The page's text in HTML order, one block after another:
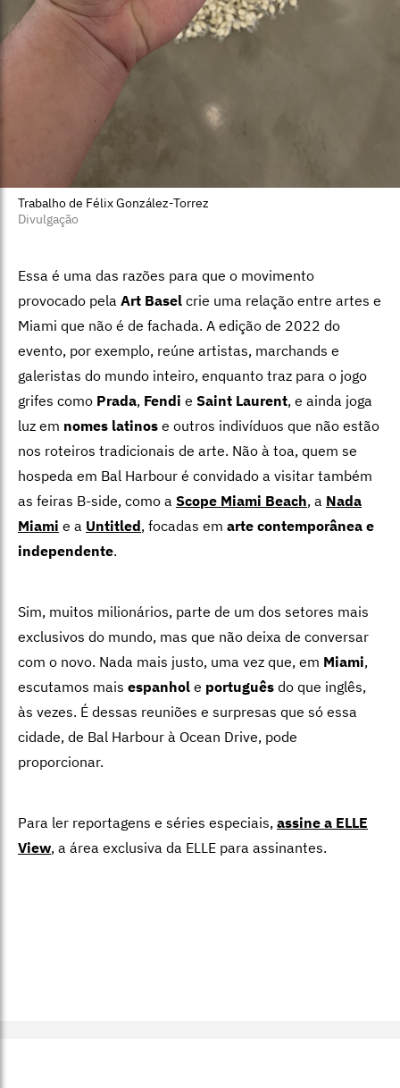
Trabalho de Félix González-Torrez
Divulgação
Essa é uma das razões para que o movimento
provocado pela Art Basel crie uma relação entre artes e
Miami que não é de fachada. A edição de 2022 do
evento, por exemplo, reúne artistas, marchands e
galeristas do mundo inteiro, enquanto traz para o jogo
grifes como Prada, Fendi e Saint Laurent, e ainda joga
luz em nomes latinos e outros indivíduos que não estão
nos roteiros tradicionais de arte. Não à toa, quem se
hospeda em Bal Harbour é convidado a visitar também
as feiras B-side, como a Scope Miami Beach, a Nada
Miami e a Untitled, focadas em arte contemporânea e
independente.
Sim, muitos milionários, parte de um dos setores mais
exclusivos do mundo, mas que não deixa de conversar
com o novo. Nada mais justo, uma vez que, em Miami,
escutamos mais espanhol e português do que inglês,
às vezes. É dessas reuniões e surpresas que só essa
cidade, de Bal Harbour à Ocean Drive, pode
proporcionar.
Para ler reportagens e séries especiais, assine a ELLE
View, a área exclusiva da ELLE para assinantes.